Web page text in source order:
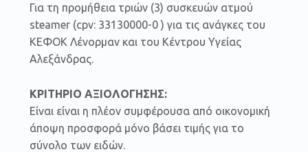
Για τη προμήθεια τριών (3) συσκευών ατμού
steamer (cpv: 33130000-0 ) για τις ανάγκες του
ΚΕΦΟΚ Λένορμαν και του Κέντρου Υγείας
Αλεξάνδρας.
ΚΡΙΤΗΡΙΟ ΑΞΙΟΛΟΓΗΣΗΣ:
Είναι είναι η πλέον συμφέρουσα από οικονομική
άποψη προσφορά μόνο βάσει τιμής για το
σύνολο των ειδών.